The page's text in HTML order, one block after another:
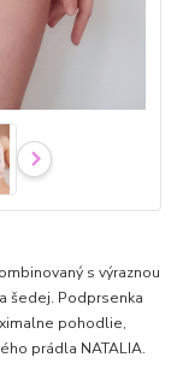
s výraznou
šedej. Podprsenka
pohodlie,
prádla NATALIA.